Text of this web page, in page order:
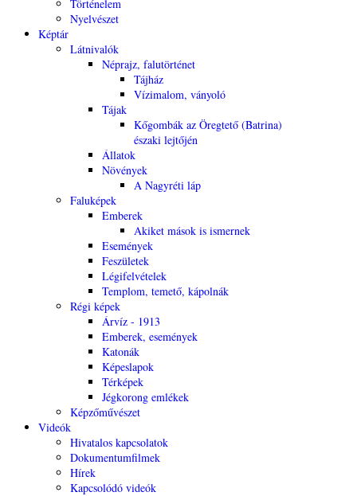
Történelem
Nyelvészet
Képtár
Látnivalók
Néprajz, falutörténet
Tájház
Vízimalom, ványoló
Tájak
Kőgombák az Öregtető (Batrina)
északi lejtőjén
Állatok
Növények
A Nagyréti láp
Faluképek
Emberek
Akiket mások is ismernek
Események
Feszületek
Légifelvételek
Templom, temető, kápolnák
Régi képek
Árvíz - 1913
Emberek, események
Katonák
Képeslapok
Térképek
Jégkorong emlékek
Képzőművészet
Videók
Hivatalos kapcsolatok
Dokumentumfilmek
Hírek
Kapcsolódó videók